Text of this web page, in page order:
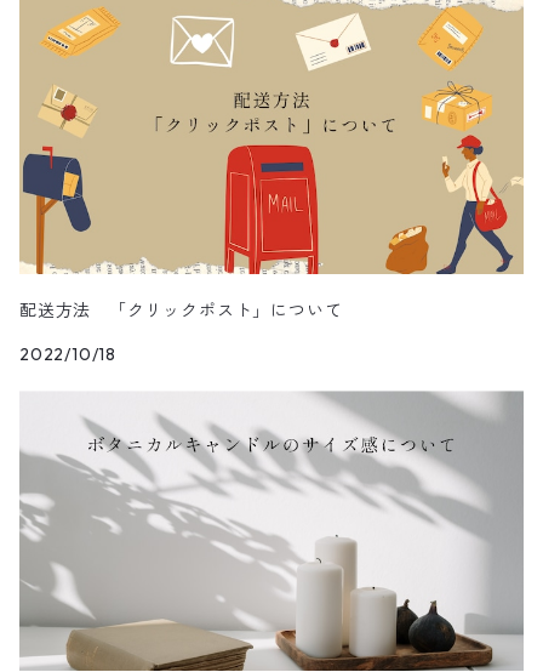
配送方法 「クリックポスト」について
2022/10/18